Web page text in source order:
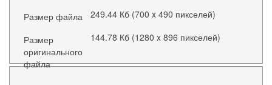
Размер файла
249.44 Кб (700 x 490 пикселей)
Размер
оригинального
файла
144.78 Кб (1280 x 896 пикселей)